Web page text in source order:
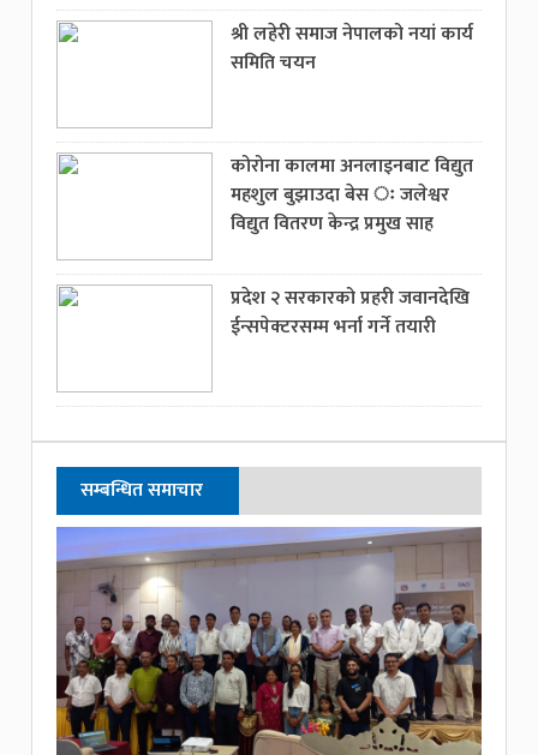
श्री लहेरी समाज नेपालको नयां कार्य
समिति चयन
कोरोना कालमा अनलाइनबाट विद्युत
महशुल बुझाउदा बेस ः जलेश्वर
विद्युत वितरण केन्द्र प्रमुख साह
प्रदेश २ सरकारको प्रहरी जवानदेखि
ईन्सपेक्टरसम्म भर्ना गर्ने तयारी
सम्बन्धित समाचार